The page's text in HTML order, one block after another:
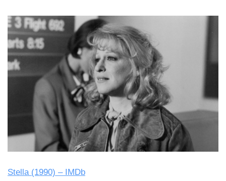
Stella (1990) – IMDb